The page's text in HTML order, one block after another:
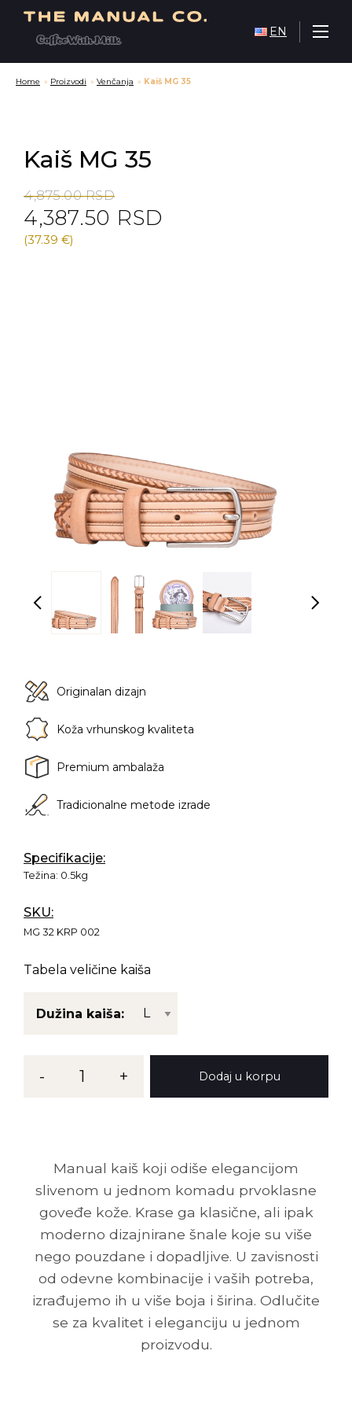
EN
Home » Proizvodi » Venčanja » Kaiš MG 35
Kaiš MG 35
4,875.00RSD
Original
price
was:
4,387.50 RSD
Current
price
is:
(37.39 €)
Originalan dizajn
Koža vrhunskog kvaliteta
Premium ambalaža
Tradicionalne metode izrade
Specifikacije:
Težina: 0.5kg
SKU:
MG 32 KRP 002
Tabela veličine kaiša
Dužina kaiša:
MG- 1 + Dodaj u korpu
Manual kaiš koji odiše elegancijom
slivenom u jednom komadu prvoklasne
goveđe kože. Krase ga klasične, ali ipak
moderno dizajnirane šnale koje su više
nego pouzdane i dopadljive. U zavisnosti
od odevne kombinacije i vaših potreba,
izrađujemo ih u više boja i širina. Odlučite
se za kvalitet i eleganciju u jednom
proizvodu.